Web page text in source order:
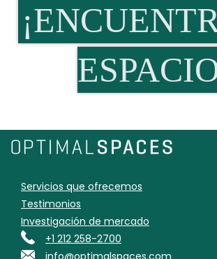
Servicios que ofrecemos
Testimonios
Investigación de mercado
+1 212 258-2700
info@optimalspaces.com